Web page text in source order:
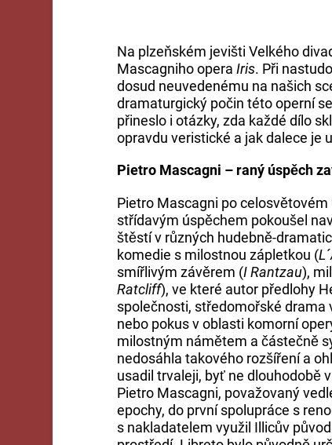
Na plzeňském jevišti Velkého
Mascagniho opera Iris. Při
dosud neuvedenému na našich
dramaturgický počin této operní
přineslo i otázky, zda každé dílo
opravdu veristické a jak dalece je
Pietro Mascagni – raný úspěch
Pietro Mascagni po celosvětovém
střídavým úspěchem pokoušel
štěstí v různých hudebně-
komedie s milostnou zápletkou (
smířlivým závěrem (I Rantzau),
Ratcliff), ve které autor předlohy
společnosti, středomořské drama
nebo pokus v oblasti komorní
milostným námětem a částečně
nedosáhla takového rozšíření a
usadil trvaleji, byť ne dlouhodobě
Pietro Mascagni, považovaný
epochy, do první spolupráce s
s nakladatelem využil Illicův